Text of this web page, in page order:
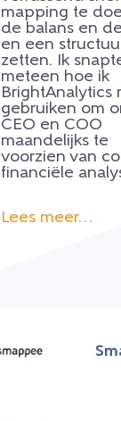
mapping te
de balans en
en een
zetten. Ik
meteen hoe ik
BrightAnalytics
gebruiken om
CEO en COO
maandelijks te
voorzien van
financiële
Lees meer…